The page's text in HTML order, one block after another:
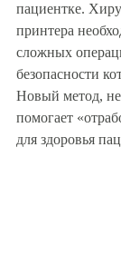
пациентке.
принтера
сложных
безопасности
Новый метод,
помогает
для здоровья